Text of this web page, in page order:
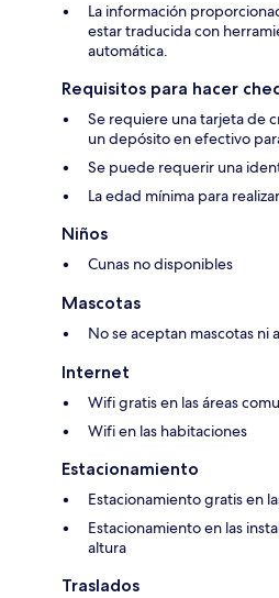
La información
estar traducida con
automática.
Requisitos para hacer
Se requiere una tarjeta de
un depósito en efectivo
Se puede requerir una
La edad mínima para
Niños
Cunas no disponibles
Mascotas
No se aceptan mascotas ni
Internet
Wifi gratis en las áreas
Wifi en las habitaciones
Estacionamiento
Estacionamiento gratis en
Estacionamiento en las
altura
Traslados